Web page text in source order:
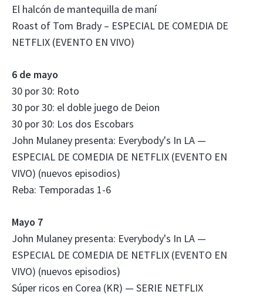
El halcón de mantequilla de maní
Roast of Tom Brady – ESPECIAL DE COMEDIA DE
NETFLIX (EVENTO EN VIVO)
6 de mayo
30 por 30: Roto
30 por 30: el doble juego de Deion
30 por 30: Los dos Escobars
John Mulaney presenta: Everybody's In LA —
ESPECIAL DE COMEDIA DE NETFLIX (EVENTO EN
VIVO) (nuevos episodios)
Reba: Temporadas 1-6
Mayo 7
John Mulaney presenta: Everybody's In LA —
ESPECIAL DE COMEDIA DE NETFLIX (EVENTO EN
VIVO) (nuevos episodios)
Súper ricos en Corea (KR) — SERIE NETFLIX